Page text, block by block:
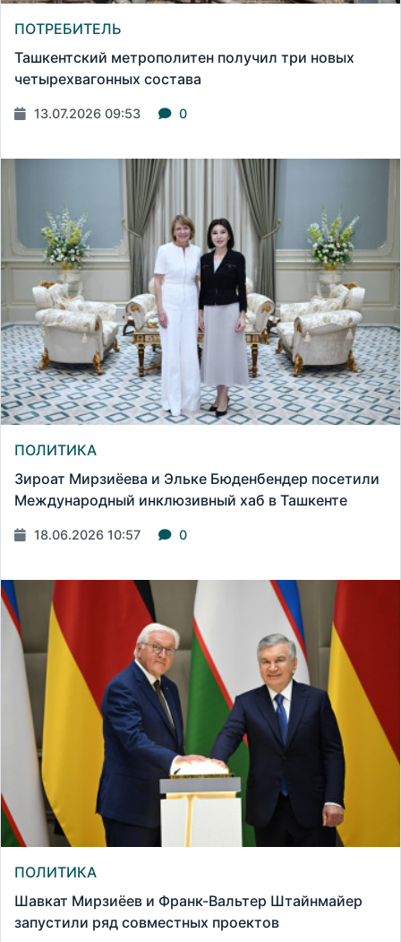
ПОТРЕБИТЕЛЬ
Ташкентский метрополитен получил три новых
четырехвагонных состава
13.07.2026 09:53 0
ПОЛИТИКА
Зироат Мирзиёева и Эльке Бюденбендер посетили
Международный инклюзивный хаб в Ташкенте
18.06.2026 10:57 0
ПОЛИТИКА
Шавкат Мирзиёев и Франк-Вальтер Штайнмайер
запустили ряд совместных проектов